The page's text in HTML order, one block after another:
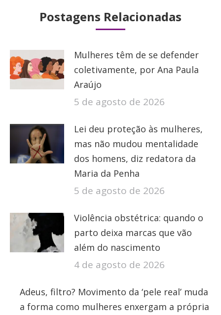
Postagens Relacionadas
Mulheres têm de se defender
coletivamente, por Ana Paula
Araújo
5 de agosto de 2026
Lei deu proteção às mulheres,
mas não mudou mentalidade
dos homens, diz redatora da
Maria da Penha
5 de agosto de 2026
Violência obstétrica: quando o
parto deixa marcas que vão
além do nascimento
4 de agosto de 2026
Adeus, filtro? Movimento da ‘pele real’ muda
a forma como mulheres enxergam a própria